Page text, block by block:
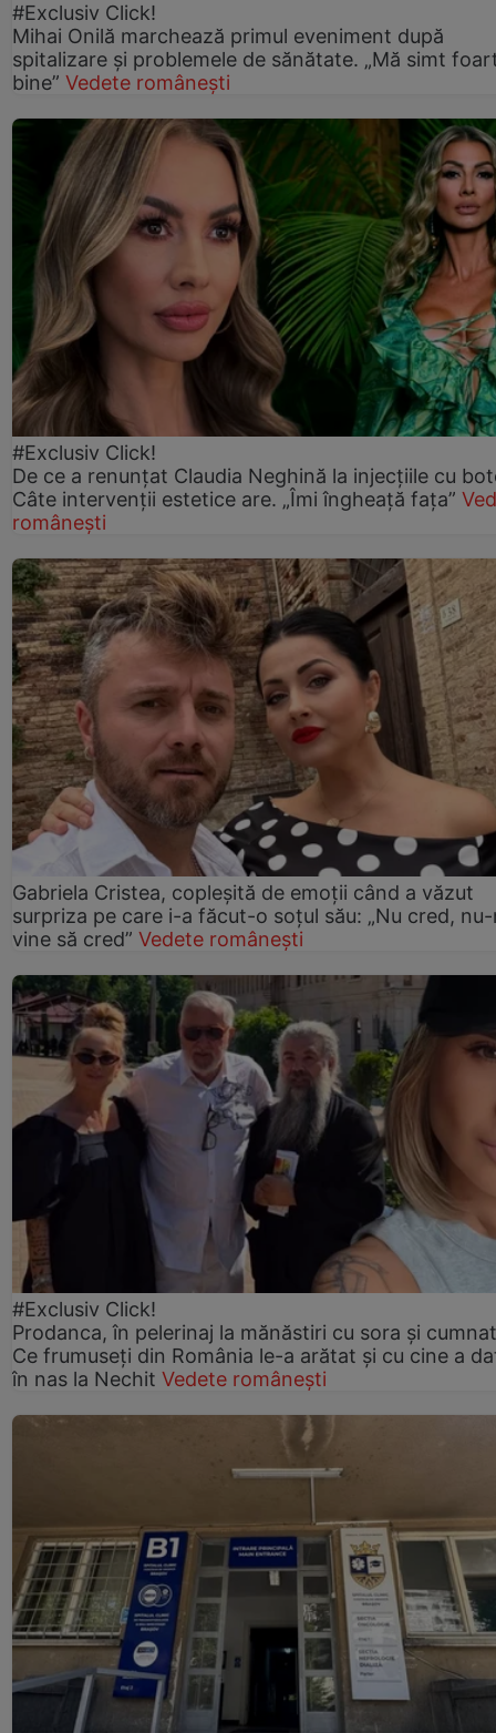
#Exclusiv Click!
Mihai Onilă marchează primul eveniment după
spitalizare și problemele de sănătate. „Mă simt
bine” Vedete românești
#Exclusiv Click!
De ce a renunțat Claudia Neghină la injecțiile cu
Câte intervenții estetice are. „Îmi îngheață fața”
românești
Gabriela Cristea, copleșită de emoții când a văzut
surpriza pe care i-a făcut-o soțul său: „Nu cred,
vine să cred” Vedete românești
#Exclusiv Click!
Prodanca, în pelerinaj la mănăstiri cu sora și
Ce frumuseți din România le-a arătat și cu cine a
în nas la Nechit Vedete românești